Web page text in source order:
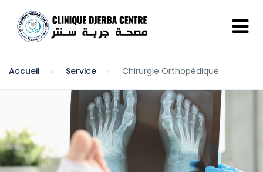
Accueil Service Chirurgie Orthopédique